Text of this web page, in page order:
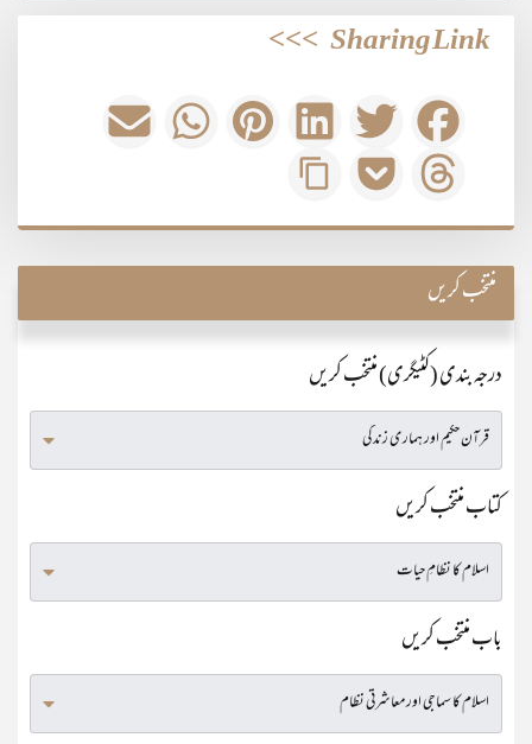
Sharing Link
>>>
منتخب کریں
درجہ بندی (کٹیگری) منتخب کریں
کتاب منتخب کریں
باب منتخب کریں